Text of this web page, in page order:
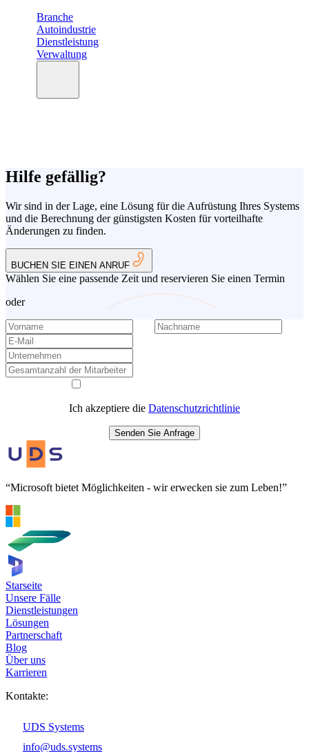
Branche
Autoindustrie
Dienstleistung
Verwaltung
Hilfe gefällig?
Wir sind in der Lage, eine Lösung für die Aufrüstung Ihres Systems
und die Berechnung der günstigsten Kosten für vorteilhafte
Änderungen zu finden.
BUCHEN SIE EINEN ANRUF
Wählen Sie eine passende Zeit und reservieren Sie einen Termin
oder
Ich akzeptiere die Datenschutzrichtlinie
Senden Sie Anfrage
“Microsoft bietet Möglichkeiten - wir erwecken sie zum Leben!”
Starseite
Unsere Fälle
Dienstleistungen
Lösungen
Partnerschaft
Blog
Über uns
Karrieren
Kontakte:
UDS Systems
info@uds.systems